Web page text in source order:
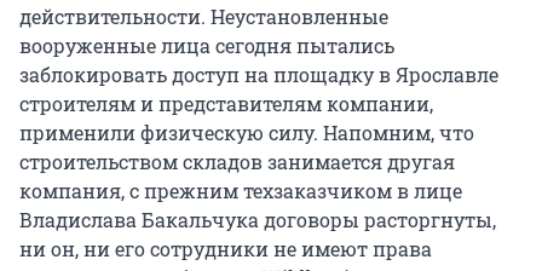
действительности. Неустановленные
вооруженные лица сегодня пытались
заблокировать доступ на площадку в Ярославле
строителям и представителям компании,
применили физическую силу. Напомним, что
строительством складов занимается другая
компания, с прежним техзаказчиком в лице
Владислава Бакальчука договоры расторгнуты,
ни он, ни его сотрудники не имеют права